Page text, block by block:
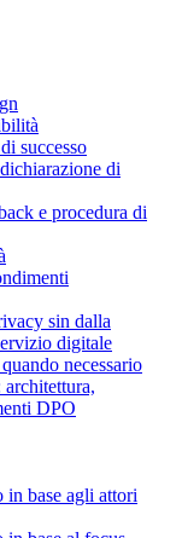
successo
di
e procedura di
sin dalla
digitale
necessario
DPO
base agli attori